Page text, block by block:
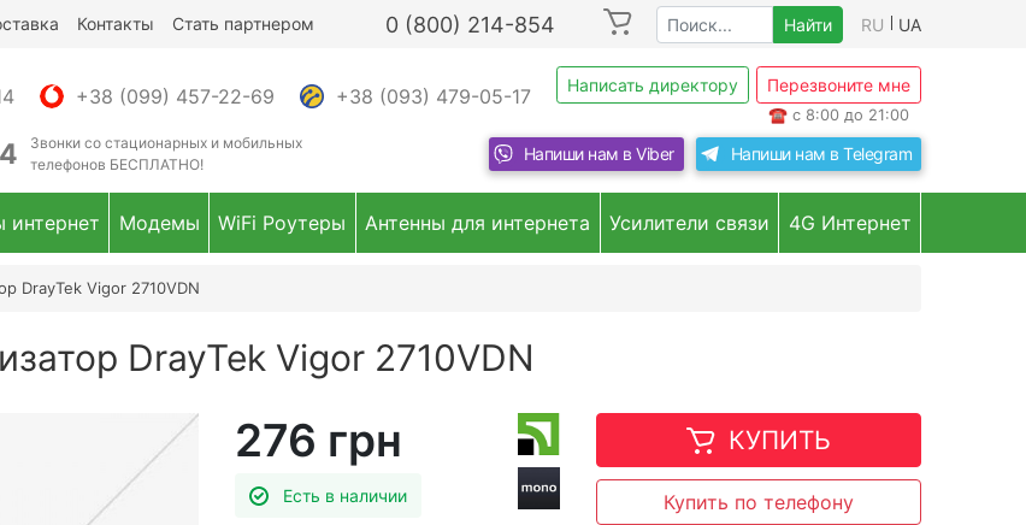
Контакты Стать партнером 0 (800) 214-854 Найти RU UA
+38 (099) 457-22-69 +38 (093) 479-05-17 Написать директору Перезвоните мне
☎ с 8:00 до 21:00
Звонки со стационарных и мобильных
телефонов БЕСПЛАТНО! Напиши нам в Viber Напиши нам в Telegram
интернет Модемы WiFi Роутеры Антенны для интернета Усилители связи 4G Интернет
DrayTek Vigor 2710VDN
DrayTek Vigor 2710VDN
276 грн
Есть в наличии
КУПИТЬ
Купить по телефону